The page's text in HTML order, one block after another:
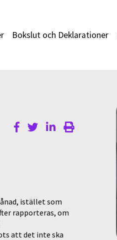
Bokslut och Deklarationer
istället som
rapporteras, om
att det inte ska